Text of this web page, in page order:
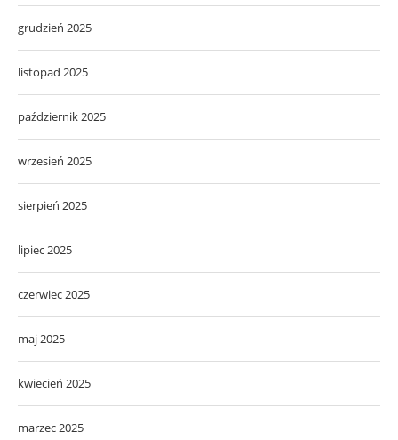
grudzień 2025
listopad 2025
październik 2025
wrzesień 2025
sierpień 2025
lipiec 2025
czerwiec 2025
maj 2025
kwiecień 2025
marzec 2025